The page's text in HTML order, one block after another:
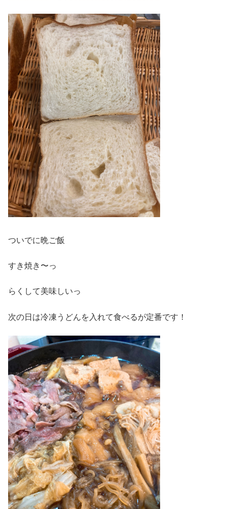
ついでに晩ご飯
すき焼き〜っ
らくして美味しいっ
次の日は冷凍うどんを入れて食べるが定番です！